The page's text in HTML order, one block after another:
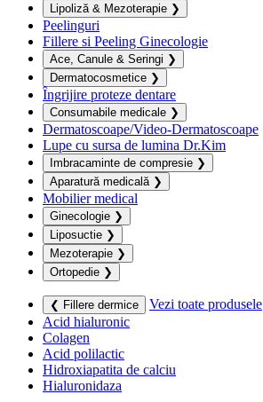
Lipoliză & Mezoterapie ❯
Peelinguri
Fillere si Peeling Ginecologie
Ace, Canule & Seringi ❯
Dermatocosmetice ❯
Îngrijire proteze dentare
Consumabile medicale ❯
Dermatoscoape/Video-Dermatoscoape
Lupe cu sursa de lumina Dr.Kim
Imbracaminte de compresie ❯
Aparatură medicală ❯
Mobilier medical
Ginecologie ❯
Liposuctie ❯
Mezoterapie ❯
Ortopedie ❯
❮ Fillere dermice
Vezi toate produsele
Acid hialuronic
Colagen
Acid polilactic
Hidroxiapatita de calciu
Hialuronidaza